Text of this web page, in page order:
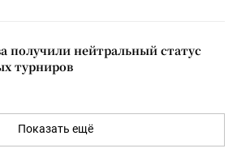
получили нейтральный статус
турниров
Показать ещё